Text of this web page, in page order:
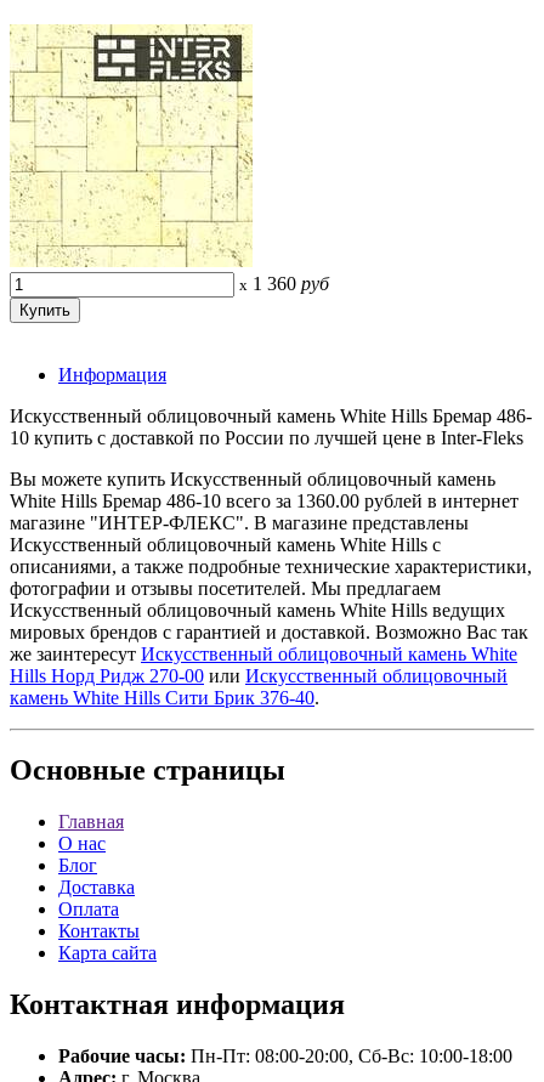
x 1 360 руб
Информация
Искусственный облицовочный камень White Hills Бремар 486-
10 купить с доставкой по России по лучшей цене в Inter-Fleks
Вы можете купить Искусственный облицовочный камень
White Hills Бремар 486-10 всего за 1360.00 рублей в интернет
магазине "ИНТЕР-ФЛЕКС". В магазине представлены
Искусственный облицовочный камень White Hills с
описаниями, а также подробные технические характеристики,
фотографии и отзывы посетителей. Мы предлагаем
Искусственный облицовочный камень White Hills ведущих
мировых брендов с гарантией и доставкой. Возможно Вас так
же заинтересут Искусственный облицовочный камень White
Hills Норд Ридж 270-00 или Искусственный облицовочный
камень White Hills Сити Брик 376-40.
Основные страницы
Главная
О нас
Блог
Доставка
Оплата
Контакты
Карта сайта
Контактная информация
Рабочие часы: Пн-Пт: 08:00-20:00, Сб-Вс: 10:00-18:00